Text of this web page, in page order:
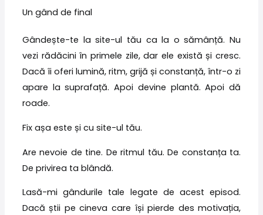
Un gând de final
Gândește-te la site-ul tău ca la o sămânță. Nu
vezi rădăcini în primele zile, dar ele există și cresc.
Dacă îi oferi lumină, ritm, grijă și constanță, într-o zi
apare la suprafață. Apoi devine plantă. Apoi dă
roade.
Fix așa este și cu site-ul tău.
Are nevoie de tine. De ritmul tău. De constanța ta.
De privirea ta blândă.
Lasă-mi gândurile tale legate de acest episod.
Dacă știi pe cineva care își pierde des motivația,